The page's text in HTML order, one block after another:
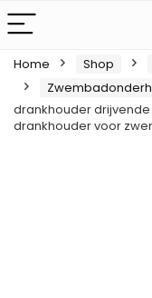
Home Shop
drankhouder
drankhouder voor